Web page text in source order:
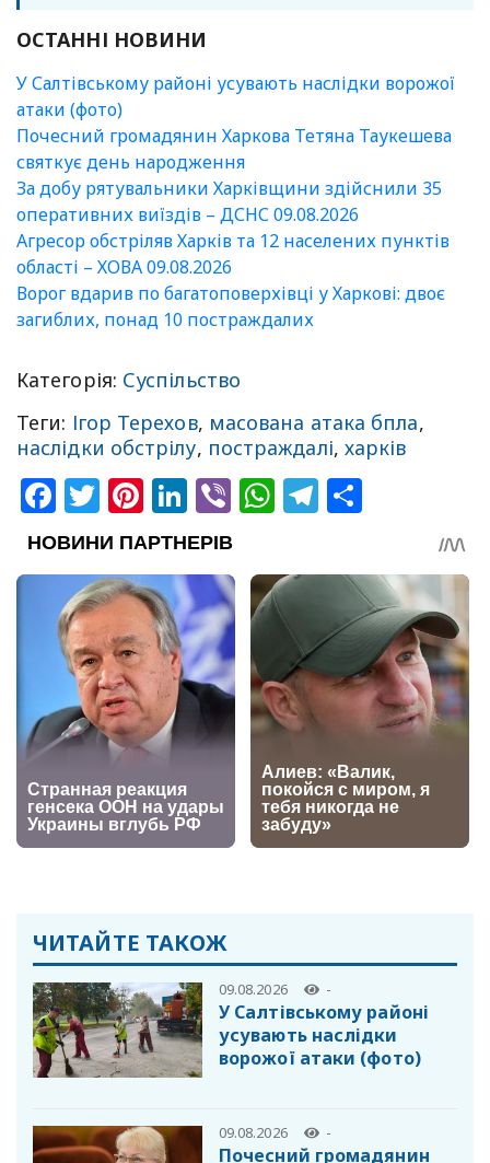
ОСТАННІ НОВИНИ
У Салтівському районі усувають наслідки ворожої
атаки (фото)
Почесний громадянин Харкова Тетяна Таукешева
святкує день народження
За добу рятувальники Харківщини здійснили 35
оперативних виїздів – ДСНС 09.08.2026
Агресор обстріляв Харків та 12 населених пунктів
області – ХОВА 09.08.2026
Ворог вдарив по багатоповерхівці у Харкові: двоє
загиблих, понад 10 постраждалих
Категорія: Суспільство
Теги: Ігор Терехов, масована атака бпла,
наслідки обстрілу, постраждалі, харків
Facebook
Twitter
Pinterest
LinkedIn
ViberWhatsApp
Telegram
ЧИТАЙТЕ ТАКОЖ
09.08.2026 -
У Салтівському районі
усувають наслідки
ворожої атаки (фото)
09.08.2026 -
Почесний громадянин